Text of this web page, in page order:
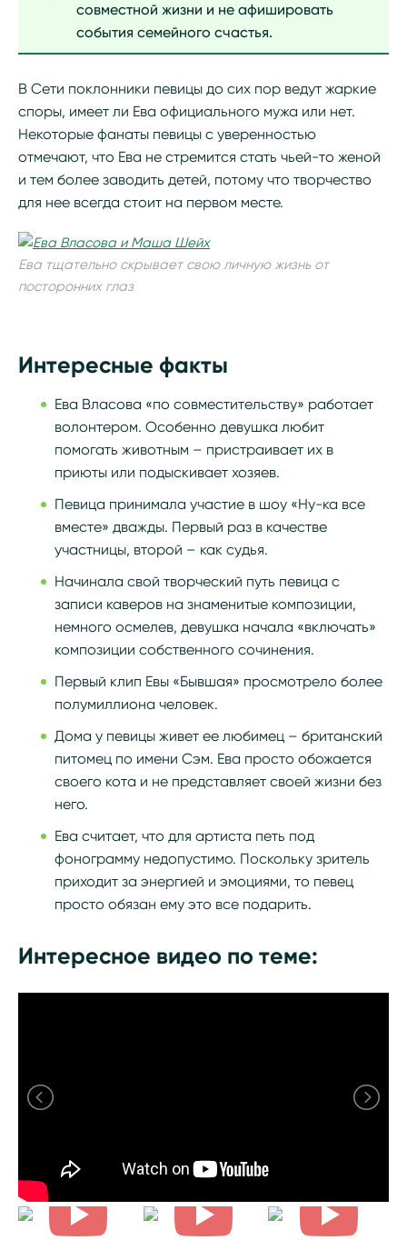
совместной жизни и не афишировать
события семейного счастья.
В Сети поклонники певицы до сих пор ведут жаркие
споры, имеет ли Ева официального мужа или нет.
Некоторые фанаты певицы с уверенностью
отмечают, что Ева не стремится стать чьей-то женой
и тем более заводить детей, потому что творчество
для нее всегда стоит на первом месте.
Ева тщательно скрывает свою личную жизнь от
посторонних глаз
Интересные факты
Ева Власова «по совместительству» работает
волонтером. Особенно девушка любит
помогать животным – пристраивает их в
приюты или подыскивает хозяев.
Певица принимала участие в шоу «Ну-ка все
вместе» дважды. Первый раз в качестве
участницы, второй – как судья.
Начинала свой творческий путь певица с
записи каверов на знаменитые композиции,
немного осмелев, девушка начала «включать»
композиции собственного сочинения.
Первый клип Евы «Бывшая» просмотрело более
полумиллиона человек.
Дома у певицы живет ее любимец – британский
питомец по имени Сэм. Ева просто обожается
своего кота и не представляет своей жизни без
него.
Ева считает, что для артиста петь под
фонограмму недопустимо. Поскольку зритель
приходит за энергией и эмоциями, то певец
просто обязан ему это все подарить.
Интересное видео по теме: